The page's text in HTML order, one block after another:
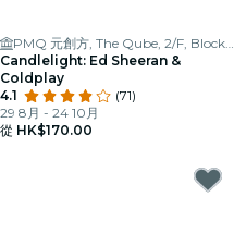
PMQ 元創方, The Qube, 2/F, Block A
Candlelight: Ed Sheeran &
Coldplay
4.1
(71)
29 8月 - 24 10月
從 HK$170.00